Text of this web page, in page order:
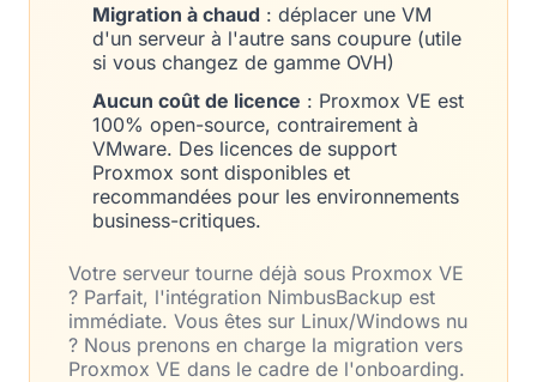
Migration à chaud : déplacer une VM
d'un serveur à l'autre sans coupure (utile
si vous changez de gamme OVH)
Aucun coût de licence : Proxmox VE est
100% open-source, contrairement à
VMware. Des licences de support
Proxmox sont disponibles et
recommandées pour les environnements
business-critiques.
Votre serveur tourne déjà sous Proxmox VE
? Parfait, l'intégration NimbusBackup est
immédiate. Vous êtes sur Linux/Windows nu
? Nous prenons en charge la migration vers
Proxmox VE dans le cadre de l'onboarding.